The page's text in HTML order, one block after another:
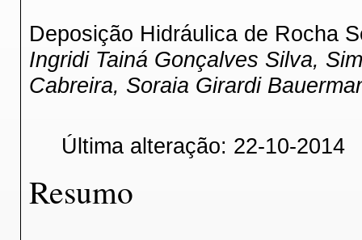
Deposição Hidráulica de Rocha
Ingridi Tainá Gonçalves Silva,
Cabreira, Soraia Girardi
Última alteração: 22-10-2014
Resumo